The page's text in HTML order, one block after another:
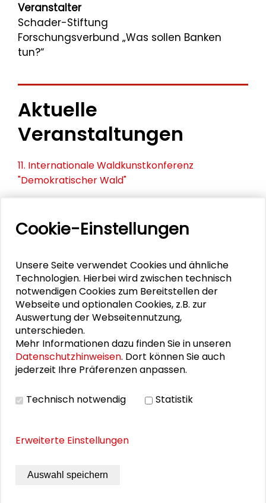
Veranstalter
Schader-Stiftung
Forschungsverbund „Was sollen Banken
tun?“
Aktuelle
Veranstaltungen
11. Internationale Waldkunstkonferenz
"Demokratischer Wald"
Zusammen mehr erreichen – Zukunftsbündnis im
Schader-Festival 2026
25. Runder Tisch Wissenschaftsstadt Darmstadt
DOWNLOADS
Tagungsreader
Impressionen der Veranstaltung
Cookie-Einstellungen
Unsere Seite verwendet Cookies und ähnliche
Technologien. Hierbei wird zwischen technisch
notwendigen Cookies zum Bereitstellen der
Webseite und optionalen Cookies, z.B. zur
Auswertung der Webseitennutzung,
unterschieden.
Mehr Informationen dazu finden Sie in unseren
Datenschutzhinweisen. Dort können Sie auch
jederzeit Ihre Präferenzen anpassen.
Technisch notwendig Statistik
Erweiterte Einstellungen
Auswahl speichern